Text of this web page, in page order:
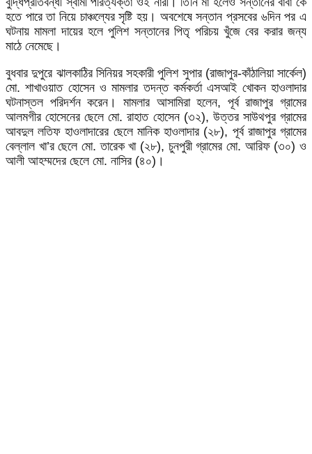
হতে পারে তা নিয়ে চাঞ্চল্যের সৃষ্টি হয়। অবশেষে সন্তান প্রসবের ৬দিন পর এ
ঘটনায় মামলা দায়ের হলে পুলিশ সন্তানের পিতৃ পরিচয় খুঁজে বের করার জন্য
মাঠে নেমেছে।
বুধবার দুপুরে ঝালকাঠির সিনিয়র সহকারী পুলিশ সুপার (রাজাপুর-কাঁঠালিয়া সার্কেল)
মো. শাখাওয়াত হোসেন ও মামলার তদন্ত কর্মকর্তা এসআই খোকন হাওলাদার
ঘটনাস্তল পরিদর্শন করেন। মামলার আসামিরা হলেন, পূর্ব রাজাপুর গ্রামের
আলমগীর হোসেনের ছেলে মো. রাহাত হোসেন (৩২), উত্তর সাউথপুর গ্রামের
আবদুল লতিফ হাওলাদারের ছেলে মানিক হাওলাদার (২৮), পূর্ব রাজাপুর গ্রামের
বেল্লাল খা’র ছেলে মো. তারেক খা (২৮), চুনপুরী গ্রামের মো. আরিফ (৩০) ও
আলী আহম্মদের ছেলে মো. নাসির (৪০)।